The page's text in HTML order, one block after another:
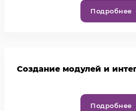
Подробнее
Создание модулей и
Подробнее